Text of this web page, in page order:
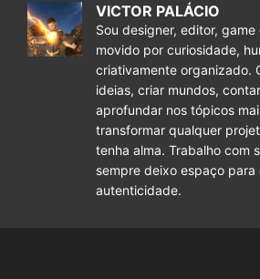
VICTOR PALÁCIO
Sou designer, editor,
movido por curiosidade,
criativamente organizado.
ideias, criar mundos,
aprofundar nos tópicos
transformar qualquer
tenha alma. Trabalho com
sempre deixo espaço
autenticidade.